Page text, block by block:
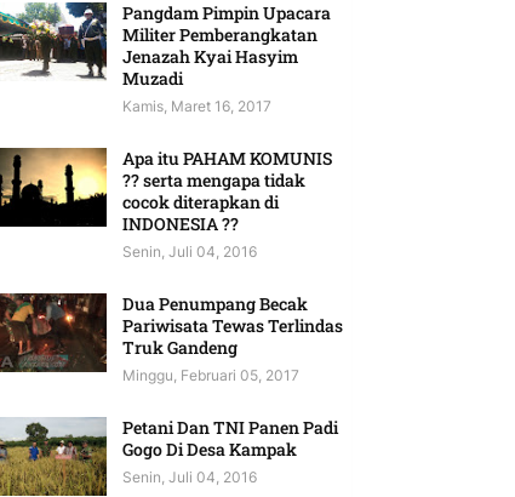
Pangdam Pimpin Upacara
Militer Pemberangkatan
Jenazah Kyai Hasyim
Muzadi
Kamis, Maret 16, 2017
Apa itu PAHAM KOMUNIS
?? serta mengapa tidak
cocok diterapkan di
INDONESIA ??
Senin, Juli 04, 2016
Dua Penumpang Becak
Pariwisata Tewas Terlindas
Truk Gandeng
Minggu, Februari 05, 2017
Petani Dan TNI Panen Padi
Gogo Di Desa Kampak
Senin, Juli 04, 2016